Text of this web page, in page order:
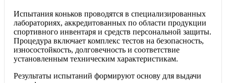
Испытания коньков проводятся в специализированных
лабораториях, аккредитованных по области продукции
спортивного инвентаря и средств персональной защиты.
Процедура включает комплекс тестов на безопасность,
износостойкость, долговечность и соответствие
установленным техническим характеристикам.
Результаты испытаний формируют основу для выдачи